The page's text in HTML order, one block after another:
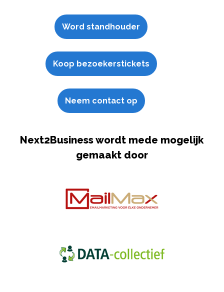
Word standhouder
Koop bezoekerstickets
Neem contact op
Next2Business wordt mede mogelijk
gemaakt door